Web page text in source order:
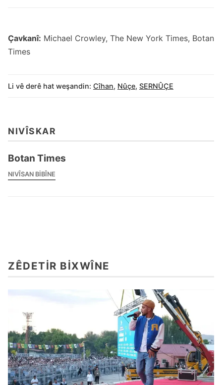
Çavkanî: Michael Crowley, The New York Times, Botan
Times
Li vê derê hat weşandin: Cîhan, Nûçe, SERNÛÇE
NIVÎSKAR
Botan Times
NIVÎSAN BIBÎNE
ZÊDETIR BIXWÎNE